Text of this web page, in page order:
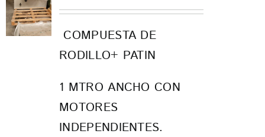
COMPUESTA DE
RODILLO+ PATIN
1 MTRO ANCHO CON
MOTORES
INDEPENDIENTES.